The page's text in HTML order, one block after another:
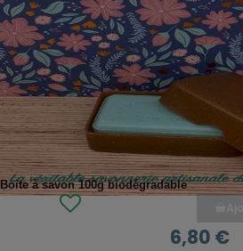
APERÇU RAPIDE
Boite à savon 100g biodégradable
6,80 €